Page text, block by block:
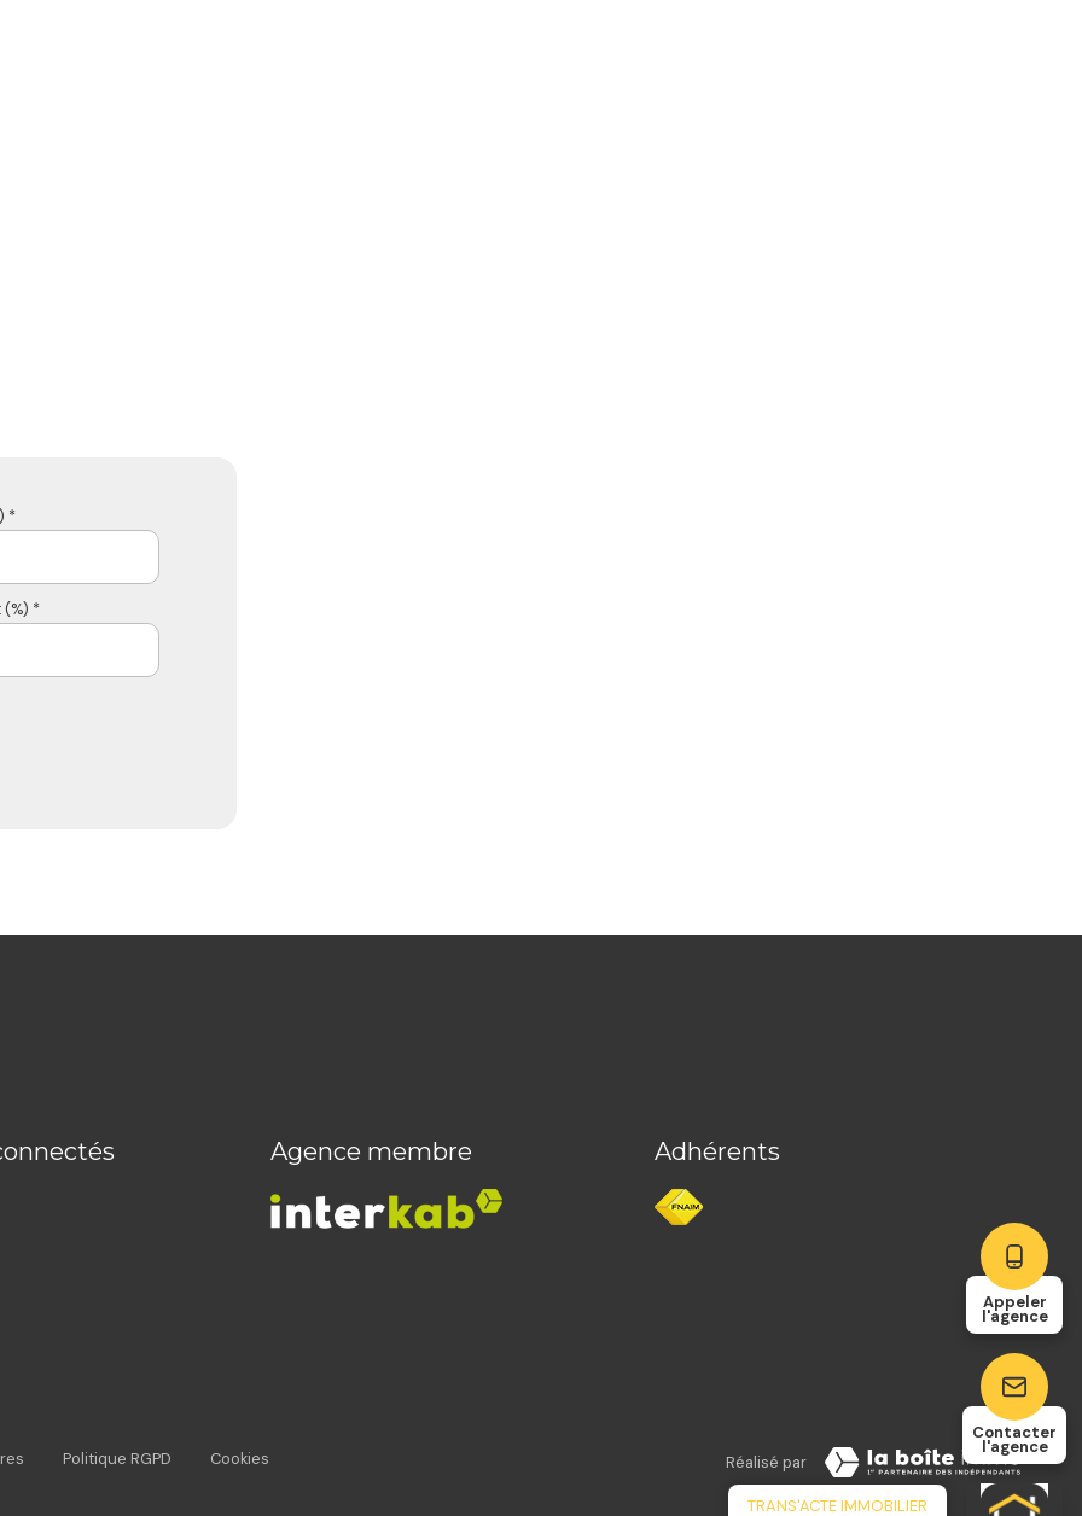
TRANS'ACTE IMMOBILIER
Appeler
l'agence
Contacter
l'agence
*
(%) *
Agence membre Adhérents
Politique RGPD Cookies Réalisé par